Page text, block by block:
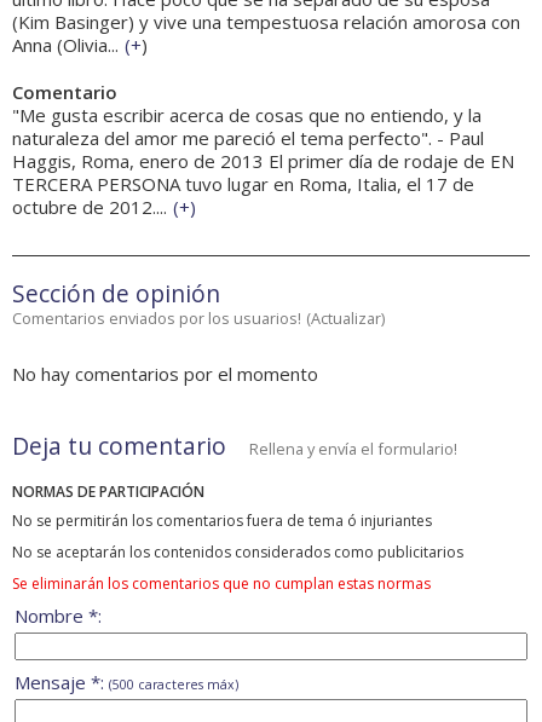
(Kim Basinger) y vive una tempestuosa relación amorosa con
Anna (Olivia... (+)
Comentario
"Me gusta escribir acerca de cosas que no entiendo, y la
naturaleza del amor me pareció el tema perfecto". - Paul
Haggis, Roma, enero de 2013 El primer día de rodaje de EN
TERCERA PERSONA tuvo lugar en Roma, Italia, el 17 de
octubre de 2012.... (+)
Sección de opinión
Comentarios enviados por los usuarios! (Actualizar)
No hay comentarios por el momento
Deja tu comentario Rellena y envía el formulario!
NORMAS DE PARTICIPACIÓN
No se permitirán los comentarios fuera de tema ó injuriantes
No se aceptarán los contenidos considerados como publicitarios
Se eliminarán los comentarios que no cumplan estas normas
Nombre *:
Mensaje *: (500 caracteres máx)